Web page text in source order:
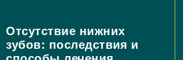
Отсутствие нижних
зубов: последствия и